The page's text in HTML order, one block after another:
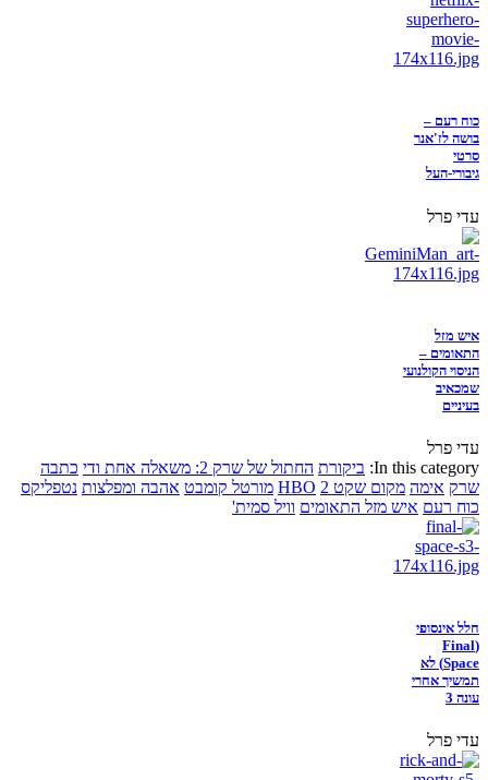
כוח רעם –
בושה לז'אנר
סרטי
גיבורי-העל
עדי פרל
איש מזל
התאומים –
הניסוי הקולנועי
שמכאיב
בעיניים
עדי פרל
In this category: ביקורת החתול של שרק 2: משאלה אחת ודי
כתבה
שרק אימה מקום שקט 2 HBO מורטל קומבט אהבה ומפלצות נטפליקס
כוח רעם איש מזל התאומים וויל סמית'
חלל אינסופי
(Final
Space) לא
תמשיך אחרי
עונה 3
עדי פרל